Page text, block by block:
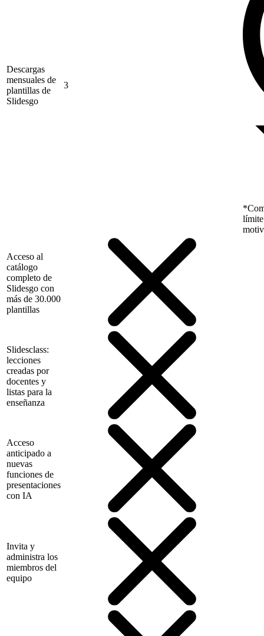
Descargas
mensuales de
plantillas de
Slidesgo
3
límite
Acceso al
catálogo
completo de
Slidesgo con
más de 30.000
plantillas
Slidesclass:
lecciones
creadas por
docentes y
listas para la
enseñanza
Acceso
anticipado a
nuevas
funciones de
presentaciones
con IA
Invita y
administra los
miembros del
equipo